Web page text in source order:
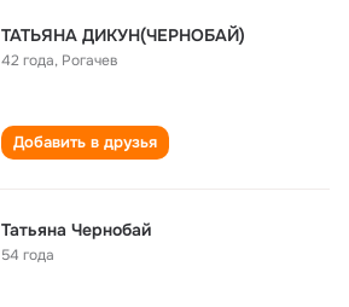
ТАТЬЯНА ДИКУН(ЧЕРНОБАЙ)
42 года, Рогачев
Добавить в друзья
Татьяна Чернобай
54 года